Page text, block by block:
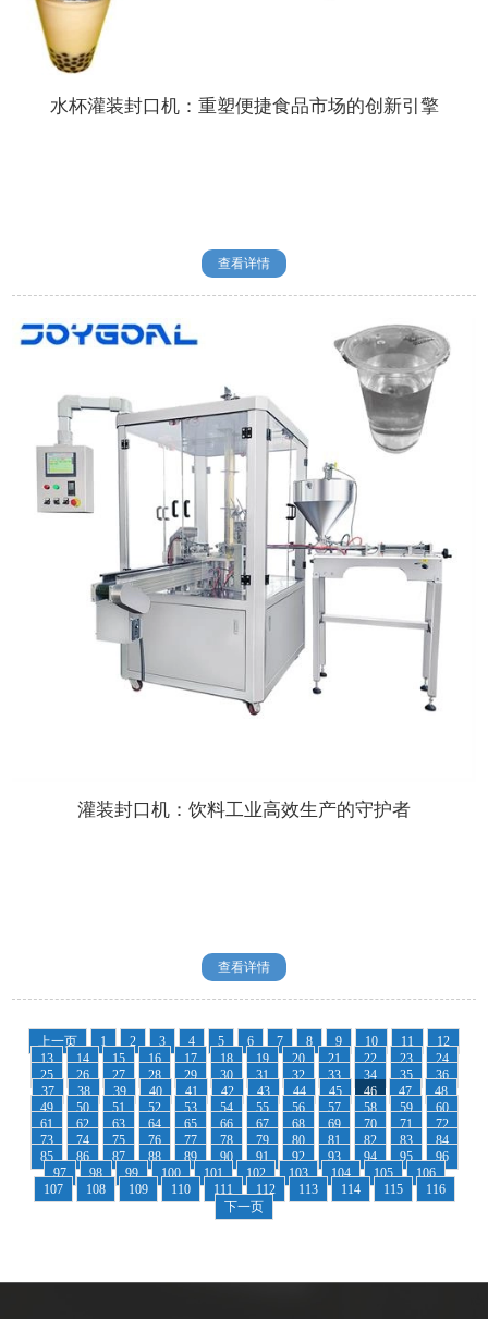
水杯灌装封口机：重塑便捷食品市场的创新引擎
查看详情
灌装封口机：饮料工业高效生产的守护者
查看详情
上一页 1 2 3 4 5 6 7 8 9 10 11
12
13
14 15 16 17 18 19 20 21 22 23
24
25
26 27 28 29 30 31 32 33 34 35
36
37
38 39 40 41 42 43 44 45 46 47
48
49
50 51 52 53 54 55 56 57 58 59
60
61
62 63 64 65 66 67 68 69 70 71
72
73
74 75 76 77 78 79 80 81 82 83
84
85
86 87 88 89 90 91 92 93 94 95
96
97
98 99 100 101 102 103 104 105
106
107
108 109 110 111 112 113 114 115
116
下一页